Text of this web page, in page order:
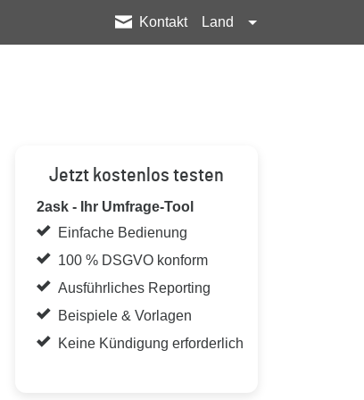
Kontakt Land
Jetzt kostenlos testen
2ask - Ihr Umfrage-Tool
Einfache Bedienung
100 % DSGVO konform
Ausführliches Reporting
Beispiele & Vorlagen
Keine Kündigung erforderlich